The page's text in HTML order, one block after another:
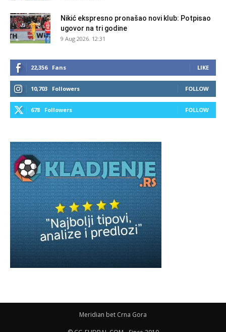
Nikić ekspresno pronašao novi klub: Potpisao
ugovor na tri godine
9 Aug 2026. 12:31
22,356 Fans LIKE
10,703 Followers FOLLOW
678 Followers FOLLOW
Meridian bet Crna Gora